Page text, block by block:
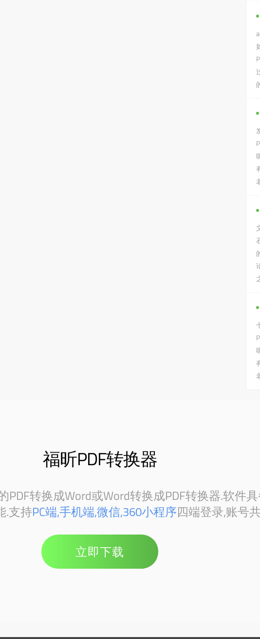
福昕PDF转换器
转换成Word或Word转换成PDF转换器.软件
.支持PC端,手机端,微信,360小程序四端登录,账号
立即下载